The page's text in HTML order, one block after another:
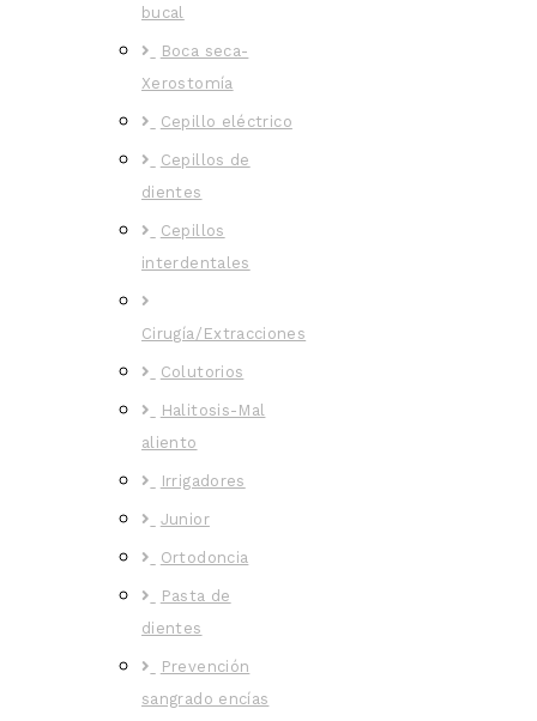
bucal
Boca seca-
Xerostomía
Cepillo eléctrico
Cepillos de
dientes
Cepillos
interdentales
Cirugía/Extracciones
Colutorios
Halitosis-Mal
aliento
Irrigadores
Junior
Ortodoncia
Pasta de
dientes
Prevención
sangrado encías